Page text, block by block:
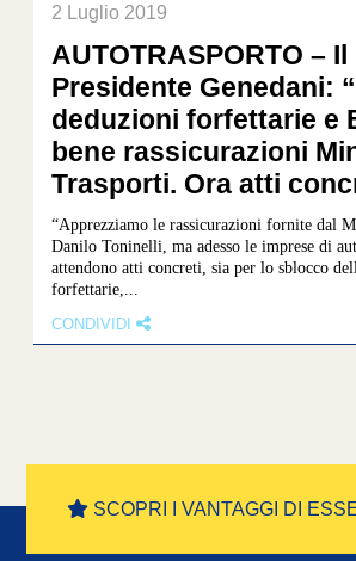
2 Luglio 2019
AUTOTRASPORTO – Il
Presidente Genedani:
deduzioni forfettarie e
bene rassicurazioni
Trasporti. Ora atti
“Apprezziamo le rassicurazioni fornite dal
Danilo Toninelli, ma adesso le imprese di
attendono atti concreti, sia per lo sblocco
forfettarie,...
CONDIVIDI
Prima
« ... 10 20 30
SCOPRI I VANTAGGI DI